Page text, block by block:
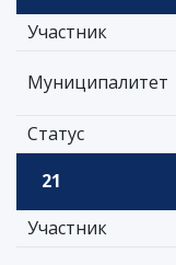
Участник
Муниципалитет
Статус
21
Участник